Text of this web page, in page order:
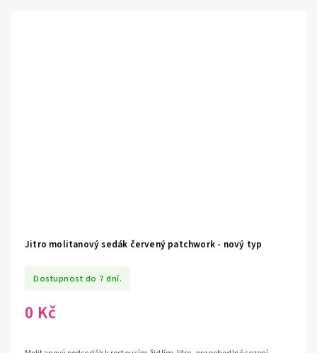
Jitro molitanový sedák červený patchwork - nový typ
Dostupnost do 7 dní.
0 Kč